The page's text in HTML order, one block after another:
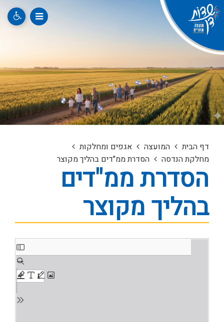
דף הבית המועצה
אגפים ומחלקות
מחלקת הנדסה
הסדרת ממ"דים בהליך מקוצר
הסדרת ממ"דים
בהליך מקוצר